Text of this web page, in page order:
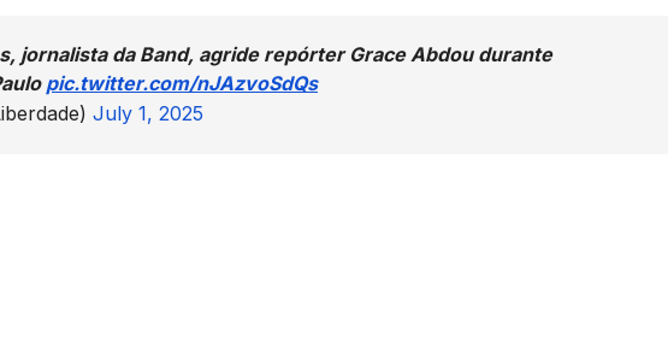
jornalista da Band, agride repórter Grace Abdou durante
pic.twitter.com/nJAzvoSdQs
July 1, 2025